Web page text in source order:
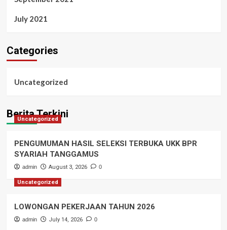
July 2021
Categories
Uncategorized
Berita Terkini
Uncategorized
PENGUMUMAN HASIL SELEKSI TERBUKA UKK BPR
SYARIAH TANGGAMUS
admin August 3, 2026 0
Uncategorized
LOWONGAN PEKERJAAN TAHUN 2026
admin July 14, 2026 0